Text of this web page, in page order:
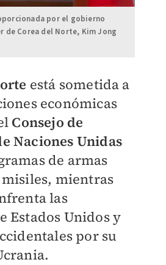
por el gobierno
de Corea del Norte, Kim Jong
está sometida a
económicas
Consejo de
Naciones Unidas
de armas
mientras
las
Estados Unidos y
por su